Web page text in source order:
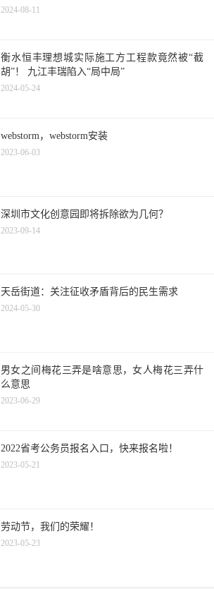
2024-08-11
衡水恒丰理想城实际施工方工程款竟然被“截
胡”！ 九江丰瑞陷入“局中局”
2024-05-24
webstorm，webstorm安装
2023-06-03
深圳市文化创意园即将拆除欲为几何？
2023-09-14
天岳街道：关注征收矛盾背后的民生需求
2024-05-30
男女之间梅花三弄是啥意思，女人梅花三弄什
么意思
2023-06-29
2022省考公务员报名入口，快来报名啦！
2023-05-21
劳动节，我们的荣耀！
2023-05-23